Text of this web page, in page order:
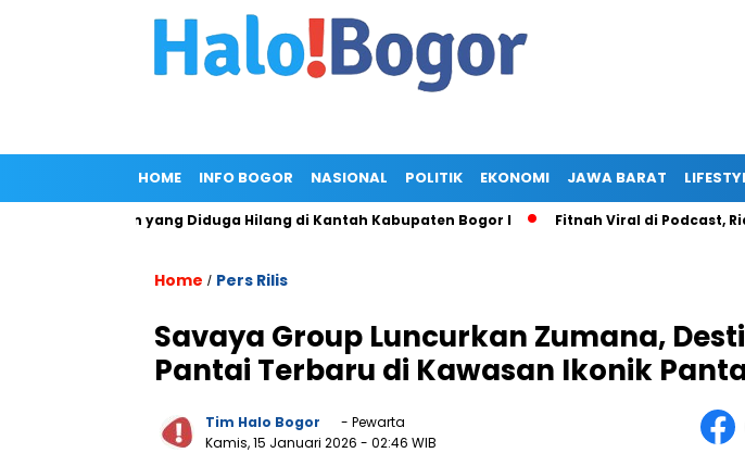
HOME INFO BOGOR NASIONAL POLITIK EKONOMI JAWA BARAT
Pemohon yang Diduga Hilang di Kantah Kabupaten Bogor I Fitnah Viral di Podcast,
Home / Pers Rilis
Savaya Group Luncurkan Zumana,
Pantai Terbaru di Kawasan Ikonik
Tim Halo Bogor
- Pewarta
Kamis, 15 Januari 2026 - 02:46 WIB